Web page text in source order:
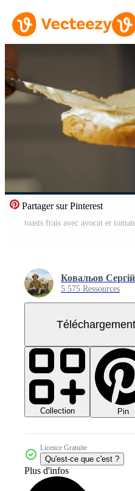
Partager sur Pinterest
Ковальов Сергій
5 575 Ressources
Collection Pin
Licence Gratuite
Qu'est-ce que c'est ?
Plus d'infos